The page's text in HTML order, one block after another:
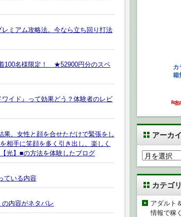
ミアム攻略法。今なら立ち回り打法
100名様限定！ ★52900円分のスペ
イド』って効果どう？体験者のレビ
。女性と顔を合せただけで緊張をし
相手に笑顔を多く引き出し、楽しく
光】■の方法を体験したブログ
ている内容
内容がネタバレ
アーカ
ア
ー
カ
イ
ブ
カテゴ
アダルト
情報で稼